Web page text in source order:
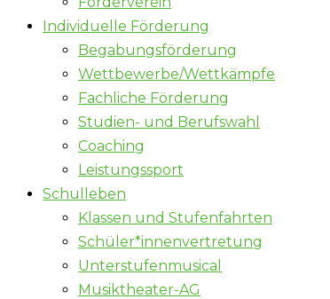
Individuelle Förderung
Begabungsförderung
Wettbewerbe/Wettkämpfe
Fachliche Förderung
Studien- und Berufswahl
Coaching
Leistungssport
Schulleben
Klassen und Stufenfahrten
Schüler*innenvertretung
Unterstufenmusical
Musiktheater-AG